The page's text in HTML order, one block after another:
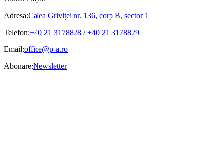
Adresa:Calea Griviței nr. 136, corp B, sector 1
Telefon:+40 21 3178828 /+40 21 3178829
Email:office@p-a.ro
Abonare:Newsletter